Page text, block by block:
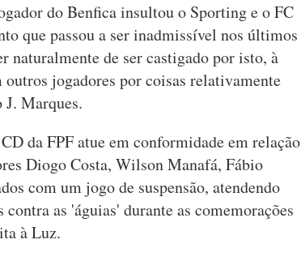
do Benfica insultou o Sporting e o FC
que passou a ser inadmissível nos últimos
naturalmente de ser castigado por isto, à
jogadores por coisas relativamente
J. Marques.
da FPF atue em conformidade em relação
Diogo Costa, Wilson Manafá, Fábio
com um jogo de suspensão, atendendo
as 'águias' durante as comemorações
à Luz.